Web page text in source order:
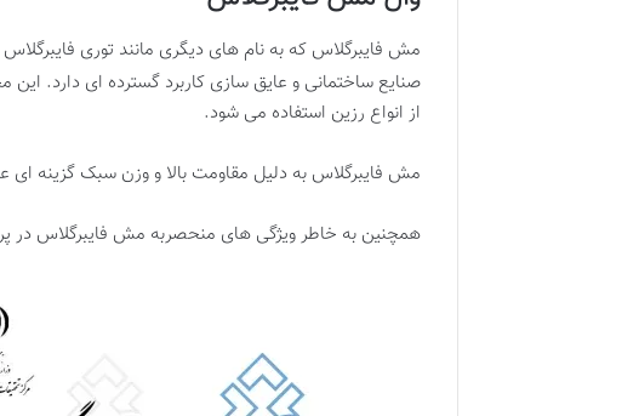
مش فایبرگلاس که به نام های دیگری مانند توری فایبرگلاس
صنایع ساختمانی و عایق سازی کاربرد گسترده ای دارد.
از انواع رزین استفاده می شود.
مش فایبرگلاس به دلیل مقاومت بالا و وزن سبک گزینه
همچنین به خاطر ویژگی های منحصربه مش فایبرگلاس در